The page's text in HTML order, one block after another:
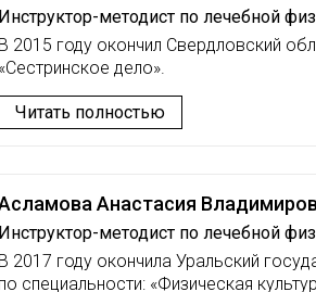
Инструктор-методист по лечебной
В 2015 году окончил Свердловский
«Сестринское дело».
Читать полностью
Анастасия
Инструктор-методист по лечебной
В 2017 году окончила Уральский
по специальности: «Физическая